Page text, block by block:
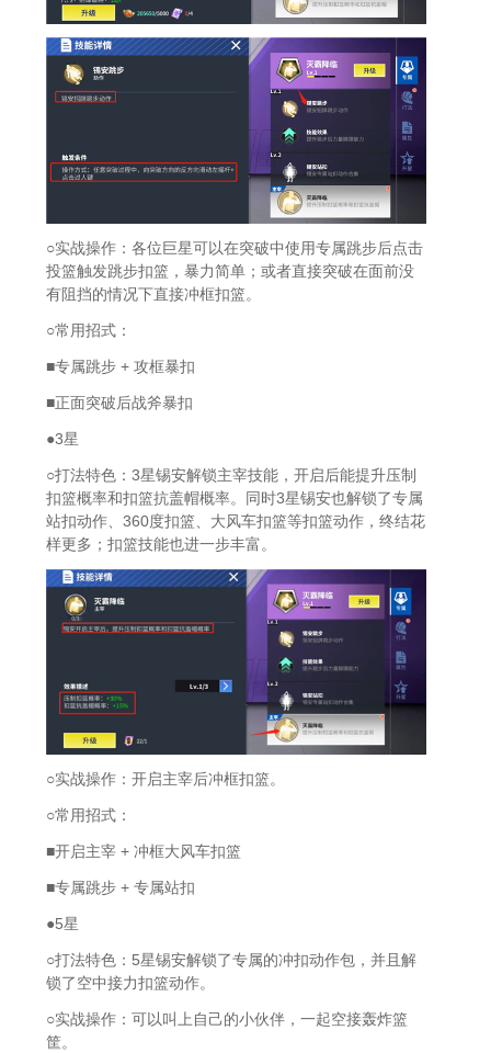
○实战操作：各位巨星可以在突破中使用专属跳步后点击
投篮触发跳步扣篮，暴力简单；或者直接突破在面前没
有阻挡的情况下直接冲框扣篮。
○常用招式：
■专属跳步 + 攻框暴扣
■正面突破后战斧暴扣
●3星
○打法特色：3星锡安解锁主宰技能，开启后能提升压制
扣篮概率和扣篮抗盖帽概率。同时3星锡安也解锁了专属
站扣动作、360度扣篮、大风车扣篮等扣篮动作，终结花
样更多；扣篮技能也进一步丰富。
○实战操作：开启主宰后冲框扣篮。
○常用招式：
■开启主宰 + 冲框大风车扣篮
■专属跳步 + 专属站扣
●5星
○打法特色：5星锡安解锁了专属的冲扣动作包，并且解
锁了空中接力扣篮动作。
○实战操作：可以叫上自己的小伙伴，一起空接轰炸篮
筐。